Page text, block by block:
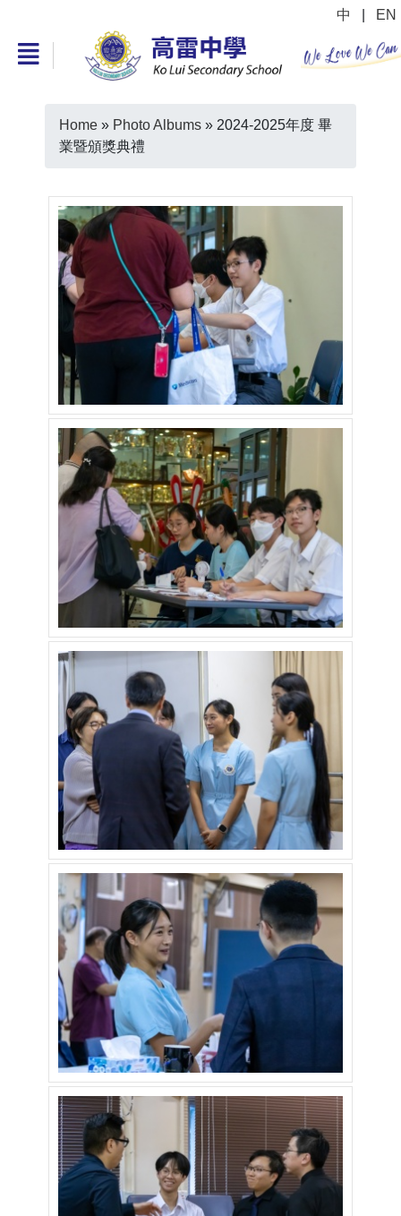
中 EN
Home » Photo Albums » 2024-2025年度 畢
業暨頒獎典禮